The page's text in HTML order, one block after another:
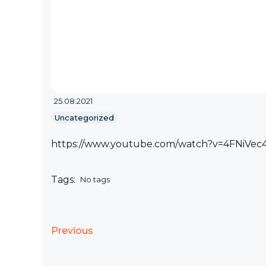
25.08.2021
Uncategorized
https://www.youtube.com/
Tags: No tags
Previous